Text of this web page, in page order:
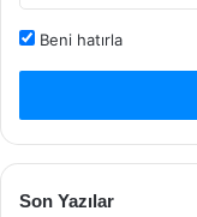
Beni hatırla
Son Yazılar